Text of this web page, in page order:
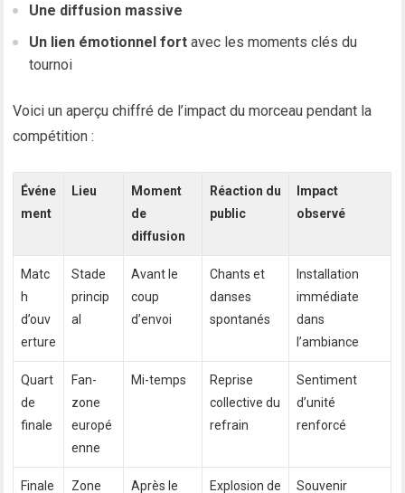
Une diffusion massive
Un lien émotionnel fort avec les moments clés du
tournoi
Voici un aperçu chiffré de l’impact du morceau pendant la
compétition :
Événe
ment
Lieu
Moment
de
diffusion
Réaction du
public
Impact
observé
Matc
h
d’ouv
erture
Stade
princip
al
Avant le
coup
d’envoi
Chants et
danses
spontanés
Installation
immédiate
dans
l’ambiance
Quart
de
finale
Fan-
zone
europé
enne
Mi-temps
Reprise
collective du
refrain
Sentiment
d’unité
renforcé
Finale Zone Après le Explosion de Souvenir